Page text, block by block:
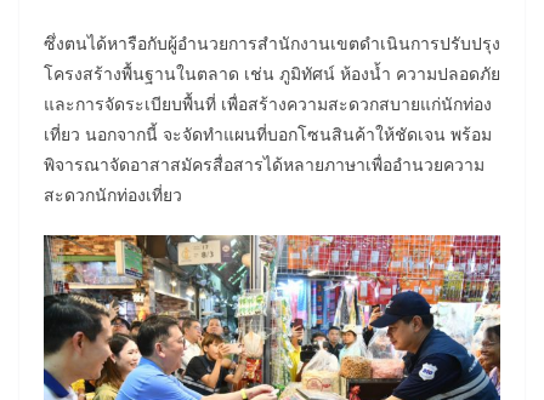
ซึ่งตนได้หารือกับผู้อำนวยการสำนักงานเขตดำเนินการปรับปรุง
โครงสร้างพื้นฐานในตลาด เช่น ภูมิทัศน์ ห้องน้ำ ความปลอดภัย
และการจัดระเบียบพื้นที่ เพื่อสร้างความสะดวกสบายแก่นักท่อง
เที่ยว นอกจากนี้ จะจัดทำแผนที่บอกโซนสินค้าให้ชัดเจน พร้อม
พิจารณาจัดอาสาสมัครสื่อสารได้หลายภาษาเพื่ออำนวยความ
สะดวกนักท่องเที่ยว